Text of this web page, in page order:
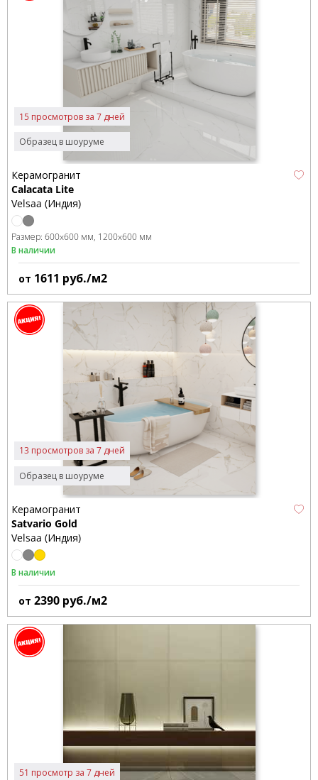
Образец в шоуруме
15 просмотров за 7 дней
Керамогранит
Calacata Lite
Velsaa (Индия)
Размер: 600x600 мм 1200x600 мм
В наличии
от 1611 руб./м2
Образец в шоуруме
13 просмотров за 7 дней
Керамогранит
Satvario Gold
Velsaa (Индия)
В наличии
от 2390 руб./м2
51 просмотр за 7 дней